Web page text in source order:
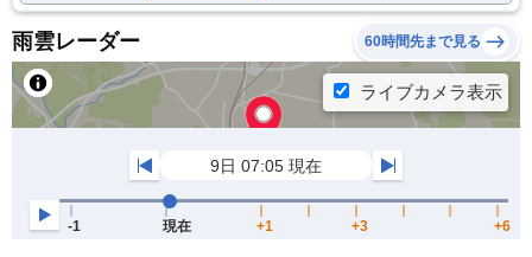
雨雲レーダー 60時間先まで見る